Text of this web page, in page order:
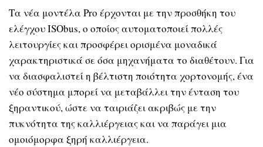
Τα νέα μοντέλα Pro έρχονται με την προσθήκη του
ελέγχου ISObus, ο οποίος αυτοματοποιεί πολλές
λειτουργίες και προσφέρει ορισμένα μοναδικά
χαρακτηριστικά σε όσα μηχανήματα το διαθέτουν. Για
να διασφαλιστεί η βέλτιστη ποιότητα χορτονομής, ένα
νέο σύστημα μπορεί να μεταβάλλει την ένταση του
ξηραντικού, ώστε να ταιριάζει ακριβώς με την
πυκνότητα της καλλιέργειας και να παράγει μια
ομοιόμορφα ξηρή καλλιέργεια.